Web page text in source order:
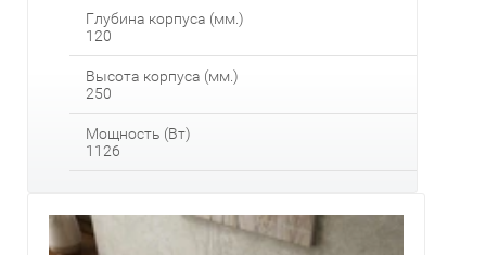
Глубина корпуса (мм.)
120
Высота корпуса (мм.)
250
Мощность (Вт)
1126